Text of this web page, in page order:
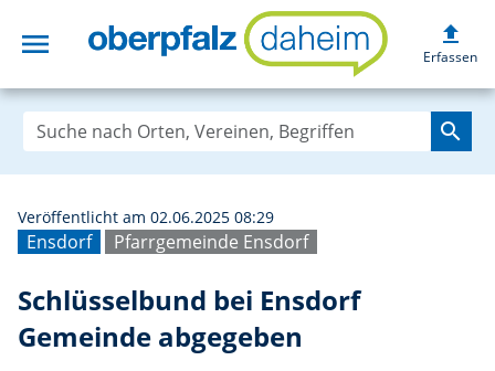
menu Schlüsselbund
upload
Erfassen
search
Ensdorf Pfarrgemeinde Ensdorf
Veröffentlicht am 02.06.2025 08:29
Schlüsselbund bei Ensdorf
Gemeinde abgegeben